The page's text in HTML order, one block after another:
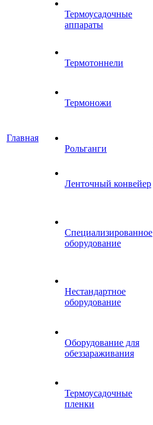
Главная
Термоусадочные
аппараты
Термотоннели
Термоножи
Рольганги
Ленточный конвейер
Специализированное
оборудование
Нестандартное
оборудование
Оборудование для
обеззараживания
Термоусадочные
пленки